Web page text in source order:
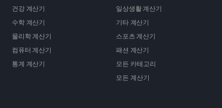
건강 계산기
일상생활 계산기
수학 계산기
기타 계산기
물리학 계산기
스포츠 계산기
컴퓨터 계산기
패션 계산기
통계 계산기
모든 카테고리
모든 계산기